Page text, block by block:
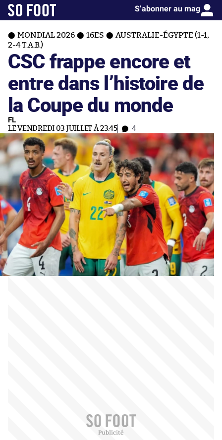
S’abonner au mag
MONDIAL 2026 16ES
AUSTRALIE-ÉGYPTE (1-1,
2-4 T.A.B.)
CSC frappe encore et
entre dans l’histoire de
la Coupe du monde
FL
LE VENDREDI 03 JUILLET À 23:45 4